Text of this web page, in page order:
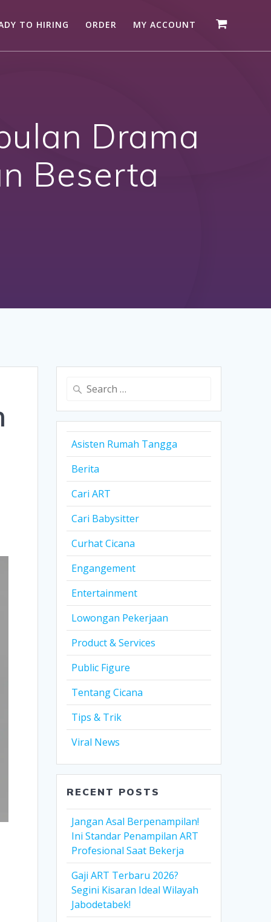
TO HIRING ORDER MY ACCOUNT
Drama
Beserta
Search
Asisten Rumah Tangga
Berita
Cari ART
Cari Babysitter
Curhat Cicana
Engangement
Entertainment
Lowongan Pekerjaan
Product & Services
Public Figure
Tentang Cicana
Tips & Trik
Viral News
RECENT POSTS
Jangan Asal Berpenampilan!
Ini Standar Penampilan ART
Profesional Saat Bekerja
Gaji ART Terbaru 2026?
Segini Kisaran Ideal Wilayah
Jabodetabek!